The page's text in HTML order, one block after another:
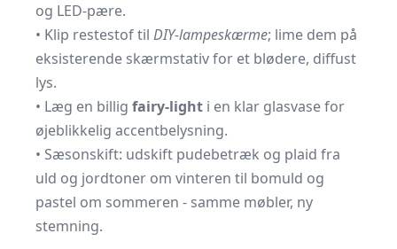
og LED-pære.
• Klip restestof til DIY-lampeskærme; lime dem på
eksisterende skærmstativ for et blødere, diffust
lys.
• Læg en billig fairy-light i en klar glasvase for
øjeblikkelig accentbelysning.
• Sæsonskift: udskift pudebetræk og plaid fra
uld og jordtoner om vinteren til bomuld og
pastel om sommeren - samme møbler, ny
stemning.